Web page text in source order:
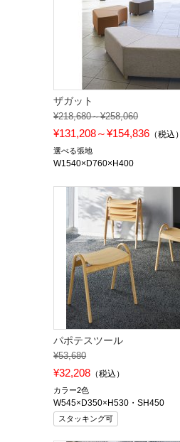
ザガット
¥218,680～¥258,060
¥131,208～¥154,836 （税込）
選べる張地
W1540×D760×H400
パポテスツール
¥53,680
¥32,208 （税込）
カラー2色
W545×D350×H530・SH450
スタッキング可